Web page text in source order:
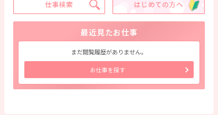
最近見たお仕事
まだ閲覧履歴がありません。
お仕事を探す